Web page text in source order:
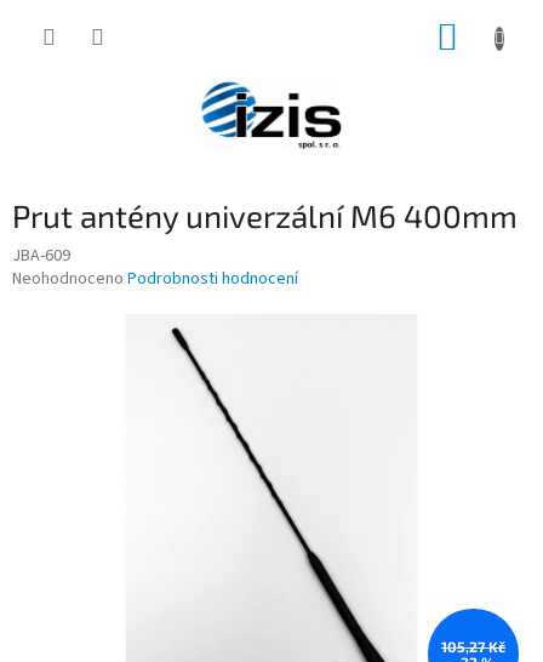
Prut antény univerzální M6 400mm
JBA-609
Průměrné
Neohodnoceno Podrobnosti hodnocení
105,27 Kč